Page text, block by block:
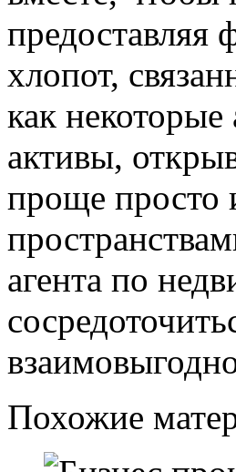
предоставляя
хлопот,
как
активы,
проще просто
агента по
Похожие